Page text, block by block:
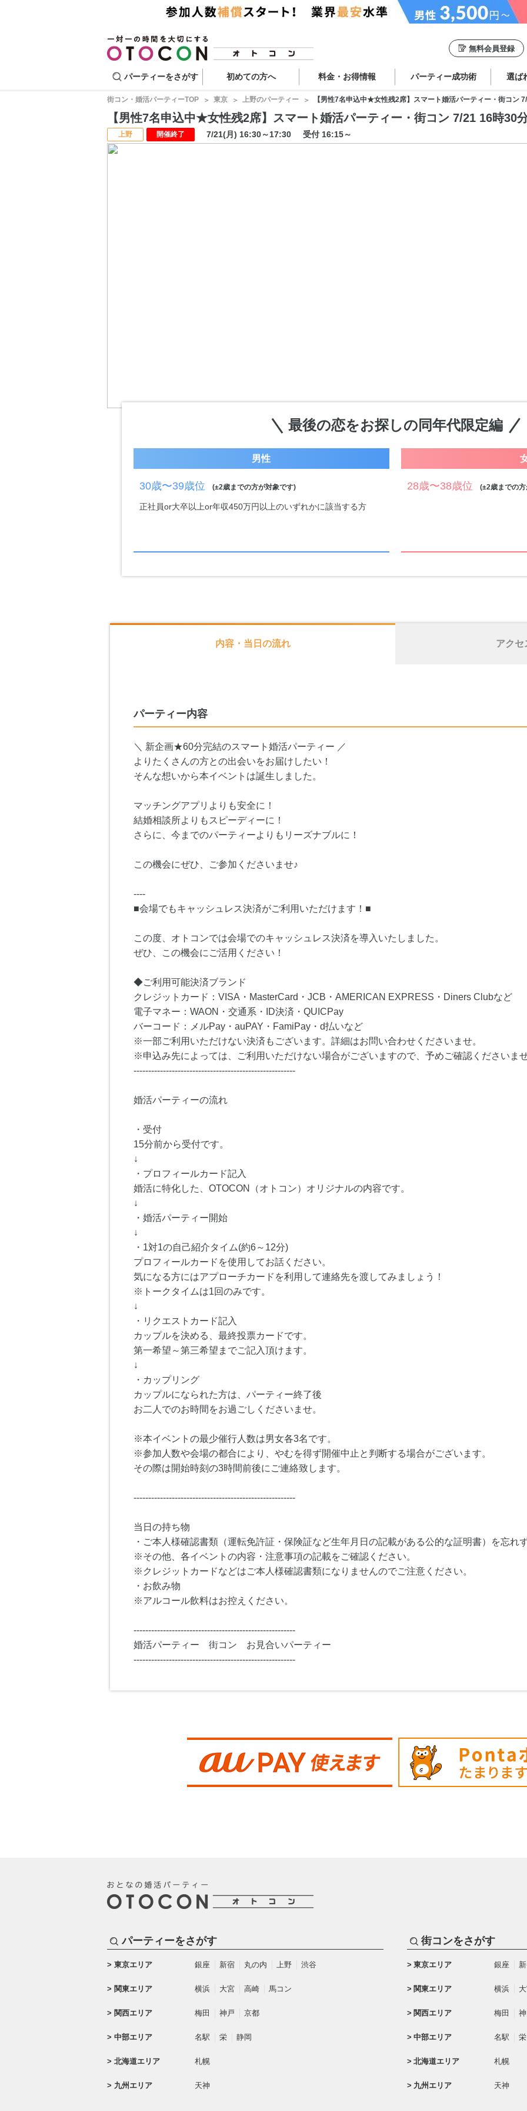
無料会員登録
パーティーをさがす 初めての方へ 料金・お得情報 パーティー成功術 選ば
街コン・婚活パーティーTOP 東京 上野のパーティー 【男性7名申込中★女性残2席】スマート婚活パーティー・街コン
【男性7名申込中★女性残2席】スマート婚活パーティー・街コン 7/21 16時30
上野 開催終了 7/21(月) 16:30～17:30 受付 16:15～
最後の恋をお探しの同年代限定編
男性
30歳〜39歳位 (±2歳までの方が対象です)
正社員or大卒以上or年収450万円以上のいずれかに該当する方
28歳〜38歳位 (±2歳までの方
内容・当日の流れ アクセ
パーティー内容
＼ 新企画★60分完結のスマート婚活パーティー ／
よりたくさんの方との出会いをお届けしたい！
そんな想いから本イベントは誕生しました。
マッチングアプリよりも安全に！
結婚相談所よりもスピーディーに！
さらに、今までのパーティーよりもリーズナブルに！
この機会にぜひ、ご参加くださいませ♪
----
■会場でもキャッシュレス決済がご利用いただけます！■
この度、オトコンでは会場でのキャッシュレス決済を導入いたしました。
ぜひ、この機会にご活用ください！
◆ご利用可能決済ブランド
クレジットカード：VISA・MasterCard・JCB・AMERICAN EXPRESS・Diners Clubなど
電子マネー：WAON・交通系・ID決済・QUICPay
バーコード：メルPay・auPAY・FamiPay・d払いなど
※一部ご利用いただけない決済もございます。詳細はお問い合わせくださいませ。
※申込み先によっては、ご利用いただけない場合がございますので、予めご確認くださいま
-------------------------------------------------------
婚活パーティーの流れ
・受付
15分前から受付です。
↓
・プロフィールカード記入
婚活に特化した、OTOCON（オトコン）オリジナルの内容です。
↓
・婚活パーティー開始
↓
・1対1の自己紹介タイム(約6～12分)
プロフィールカードを使用してお話ください。
気になる方にはアプローチカードを利用して連絡先を渡してみましょう！
※トークタイムは1回のみです。
↓
・リクエストカード記入
カップルを決める、最終投票カードです。
第一希望～第三希望までご記入頂けます。
↓
・カップリング
カップルになられた方は、パーティー終了後
お二人でのお時間をお過ごしくださいませ。
※本イベントの最少催行人数は男女各3名です。
※参加人数や会場の都合により、やむを得ず開催中止と判断する場合がございます。
その際は開始時刻の3時間前後にご連絡致します。
-------------------------------------------------------
当日の持ち物
・ご本人様確認書類（運転免許証・保険証など生年月日の記載がある公的な証明書）を忘れ
※その他、各イベントの内容・注意事項の記載をご確認ください。
※クレジットカードなどはご本人様確認書類になりませんのでご注意ください。
・お飲み物
※アルコール飲料はお控えください。
-------------------------------------------------------
婚活パーティー 街コン お見合いパーティー
-------------------------------------------------------
パーティーをさがす
東京エリア 銀座 新宿 丸の内 上野 渋谷
関東エリア 横浜 大宮 高崎 馬コン
関西エリア 梅田 神戸 京都
中部エリア 名駅 栄 静岡
北海道エリア 札幌
九州エリア 天神
街コンをさがす
東京エリア 銀座
関東エリア 横浜
関西エリア 梅田
中部エリア 名駅 栄
北海道エリア 札幌
九州エリア 天神